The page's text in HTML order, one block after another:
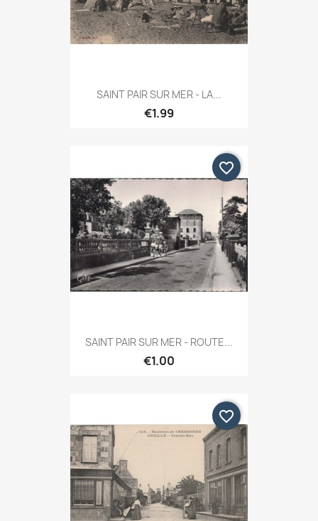
SAINT PAIR SUR MER - LA...
€1.99
SAINT PAIR SUR MER - ROUTE...
€1.00
favorite_border
favorite_border